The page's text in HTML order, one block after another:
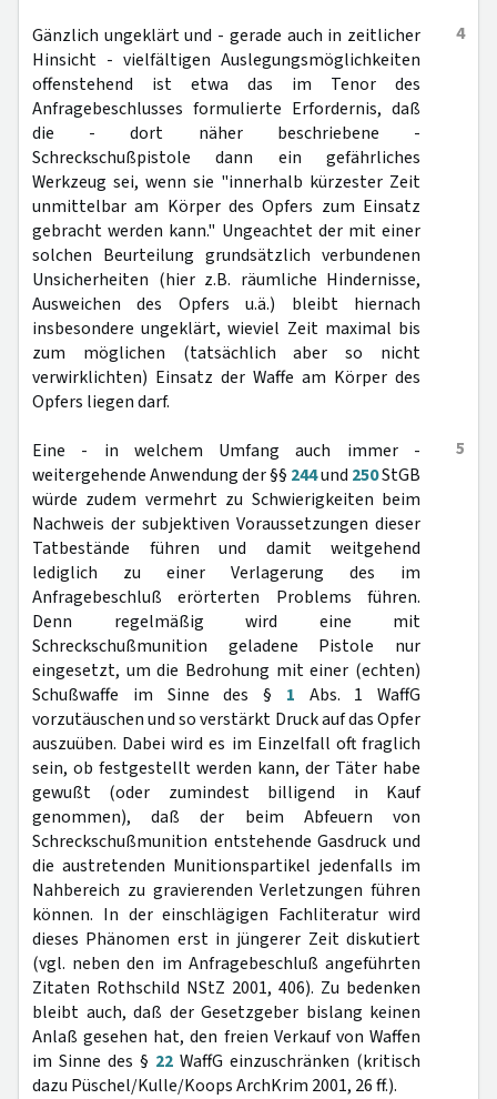
4
Gänzlich ungeklärt und - gerade auch in zeitlicher
Hinsicht - vielfältigen Auslegungsmöglichkeiten
offenstehend ist etwa das im Tenor des
Anfragebeschlusses formulierte Erfordernis, daß
die - dort näher beschriebene -
Schreckschußpistole dann ein gefährliches
Werkzeug sei, wenn sie "innerhalb kürzester Zeit
unmittelbar am Körper des Opfers zum Einsatz
gebracht werden kann." Ungeachtet der mit einer
solchen Beurteilung grundsätzlich verbundenen
Unsicherheiten (hier z.B. räumliche Hindernisse,
Ausweichen des Opfers u.ä.) bleibt hiernach
insbesondere ungeklärt, wieviel Zeit maximal bis
zum möglichen (tatsächlich aber so nicht
verwirklichten) Einsatz der Waffe am Körper des
Opfers liegen darf.
5
Eine - in welchem Umfang auch immer -
weitergehende Anwendung der §§ 244und 250StGB
würde zudem vermehrt zu Schwierigkeiten beim
Nachweis der subjektiven Voraussetzungen dieser
Tatbestände führen und damit weitgehend
lediglich zu einer Verlagerung des im
Anfragebeschluß erörterten Problems führen.
Denn regelmäßig wird eine mit
Schreckschußmunition geladene Pistole nur
eingesetzt, um die Bedrohung mit einer (echten)
Schußwaffe im Sinne des § 1 Abs. 1 WaffG
vorzutäuschen und so verstärkt Druck auf das Opfer
auszuüben. Dabei wird es im Einzelfall oft fraglich
sein, ob festgestellt werden kann, der Täter habe
gewußt (oder zumindest billigend in Kauf
genommen), daß der beim Abfeuern von
Schreckschußmunition entstehende Gasdruck und
die austretenden Munitionspartikel jedenfalls im
Nahbereich zu gravierenden Verletzungen führen
können. In der einschlägigen Fachliteratur wird
dieses Phänomen erst in jüngerer Zeit diskutiert
(vgl. neben den im Anfragebeschluß angeführten
Zitaten Rothschild NStZ 2001, 406). Zu bedenken
bleibt auch, daß der Gesetzgeber bislang keinen
Anlaß gesehen hat, den freien Verkauf von Waffen
im Sinne des § 22 WaffG einzuschränken (kritisch
dazu Püschel/Kulle/Koops ArchKrim 2001, 26 ff.).